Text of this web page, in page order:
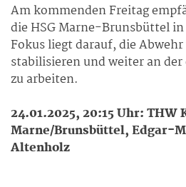
Am kommenden Freitag
die HSG Marne-Brunsbüttel
Fokus liegt darauf, die
stabilisieren und weiter an
zu arbeiten.
24.01.2025, 20:15 Uhr: THW
Marne/Brunsbüttel, Edgar-
Altenholz